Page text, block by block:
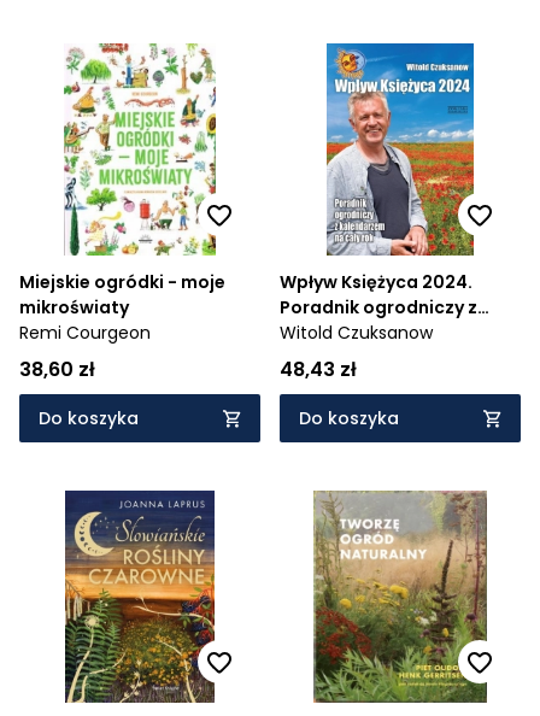
Miejskie ogródki - moje
mikroświaty
Remi Courgeon
38,60 zł
Do koszyka
Wpływ Księżyca 2024.
Poradnik ogrodniczy z
kalendarzem na cały rok
Witold Czuksanow
48,43 zł
Do koszyka